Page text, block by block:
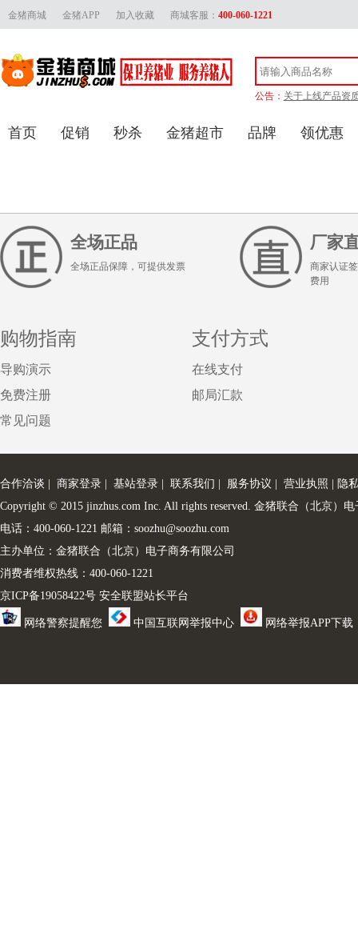
金猪商城 金猪APP 加入收藏 商城客服： 400-060-1221
公告： 关于上线产品资
金猪商城上线产
首页 促销 秒杀 金猪超市 品牌 领优惠
全场正品
全场正品保障，可提供发票
厂家
商家认证
费用
购物指南
导购演示
免费注册
常见问题
支付方式
在线支付
邮局汇款
合作洽谈 商家登录 基站登录 联系我们 服务协议 营业执照
隐
Copyright © 2015 jinzhus.com Inc. All rights reserved. 金猪联合（北京）
电话：400-060-1221 邮箱：soozhu@soozhu.com
主办单位：金猪联合（北京）电子商务有限公司
消费者维权热线：400-060-1221
京ICP备19058422号 安全联盟站长平台
网络警察提醒您 中国互联网举报中心 网络举报APP下载